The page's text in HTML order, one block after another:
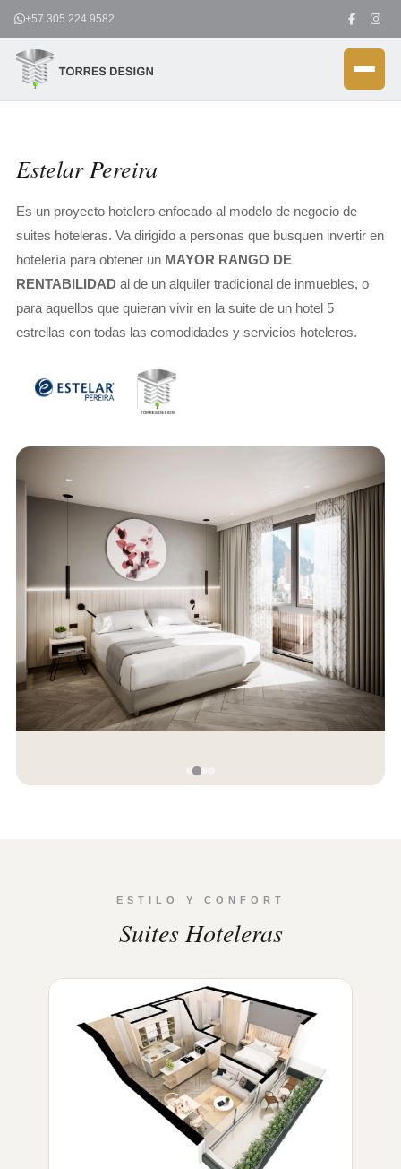
contenido
+57 305 224 9582
Estelar Pereira
Es un proyecto hotelero enfocado al modelo de negocio de
suites hoteleras. Va dirigido a personas que busquen invertir en
hotelería para obtener un MAYOR RANGO DE
RENTABILIDAD al de un alquiler tradicional de inmuebles, o
para aquellos que quieran vivir en la suite de un hotel 5
estrellas con todas las comodidades y servicios hoteleros.
ESTILO Y CONFORT
Suites Hoteleras